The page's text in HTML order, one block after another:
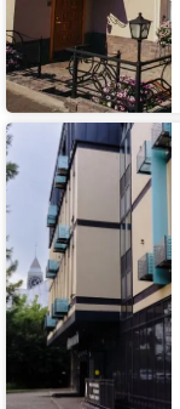
Отель
Премьер
Красноярск